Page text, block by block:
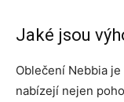
Jaké jsou
Oblečení Nebbia
nabízejí nejen